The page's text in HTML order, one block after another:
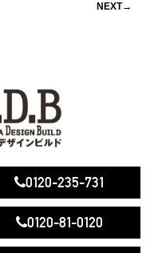
NEXT→
0120-235-731
0120-81-0120